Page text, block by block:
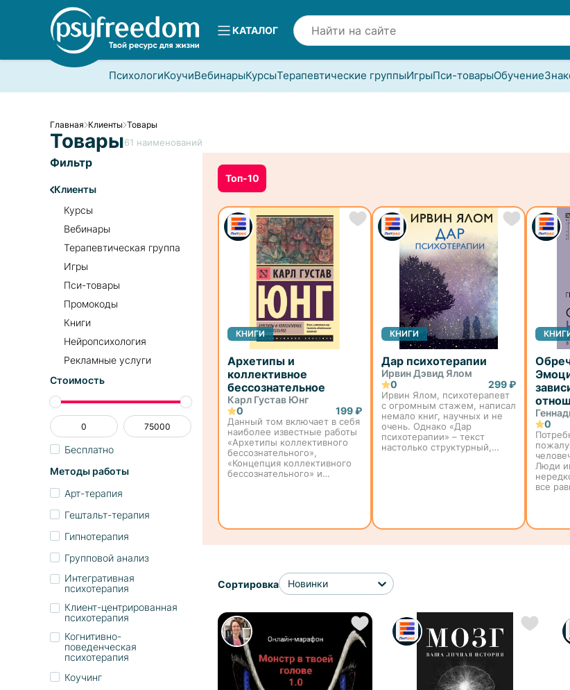
КАТАЛОГ
ПсихологиКоучиВебинарыКурсыТерапевтические группыИгрыПси-товарыОбучение
Главная Клиенты Товары
Товары61 наименований
Фильтр
Клиенты
Курсы
Вебинары
Терапевтическая группа
Игры
Пси-товары
Промокоды
Книги
Нейропсихология
Рекламные услуги
Стоимость
Бесплатно
Методы работы
Арт-терапия
Гештальт-терапия
Гипнотерапия
Групповой анализ
Интегративная
психотерапия
Клиент-центрированная
психотерапия
Когнитивно-
поведенческая
психотерапия
Коучинг
Топ-10
КНИГИ
Архетипы и
коллективное
бессознательное
Карл Густав Юнг
0
199 ₽
Данный том включает в себя
наиболее известные работы
«Архетипы коллективного
бессознательного»,
«Концепция коллективного
бессознательного» и
аналит...
КНИГИ
Дар психотерапии
Ирвин Дэвид Ялом
0
299 ₽
Ирвин Ялом, психотерапевт
с огромным стажем, написал
немало книг, научных и не
очень. Однако «Дар
психотерапии» – текст
настолько структурный,
0
Люди
все
Сортировка Новинки